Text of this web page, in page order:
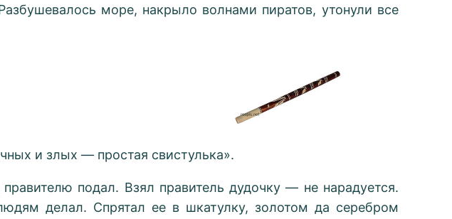
море, накрыло волнами пиратов, утонули все
и злых — простая свистулька».
подал. Взял правитель дудочку — не нарадуется.
делал. Спрятал ее в шкатулку, золотом да серебром